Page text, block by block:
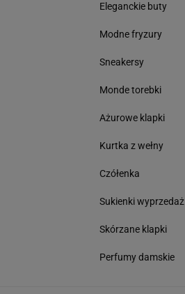
Eleganckie buty
Modne fryzury
Sneakersy
Monde torebki
Ażurowe klapki
Kurtka z wełny
Czółenka
Sukienki wyprzedaż
Skórzane klapki
Perfumy damskie